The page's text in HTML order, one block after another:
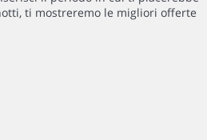
ti mostreremo le migliori offerte